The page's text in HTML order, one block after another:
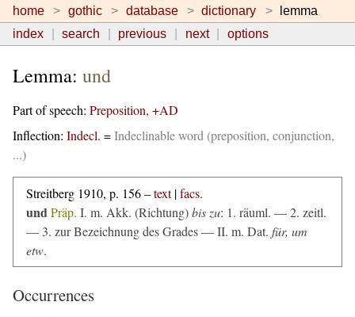
home gothic database dictionary
lemma
index
search previous next options
Lemma: und
Part of speech: Preposition, +AD
Inflection: Indecl. =Indeclinable word (preposition, conjunction,
...)
Streitberg 1910, p. 156 –text|facs.
undPräp. I. m. Akk. (Richtung)bis zu: 1. räuml. — 2. zeitl.
— 3. zur Bezeichnung des Grades — II. m. Dat. für, um
etw.
Occurrences